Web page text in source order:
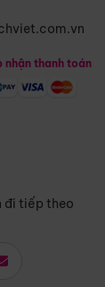
đi tiếp theo
nhận thanh toán